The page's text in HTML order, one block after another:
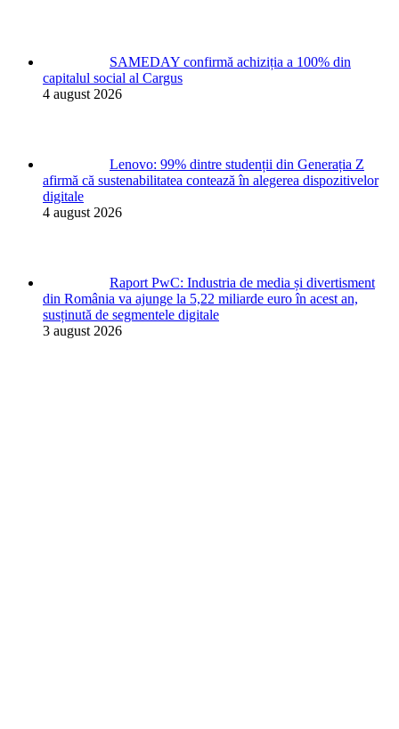
SAMEDAY confirmă achiziția a 100% din
capitalul social al Cargus
4 august 2026
Lenovo: 99% dintre studenții din Generația Z
afirmă că sustenabilitatea contează în alegerea dispozitivelor
digitale
4 august 2026
Raport PwC: Industria de media și divertisment
din România va ajunge la 5,22 miliarde euro în acest an,
susținută de segmentele digitale
3 august 2026